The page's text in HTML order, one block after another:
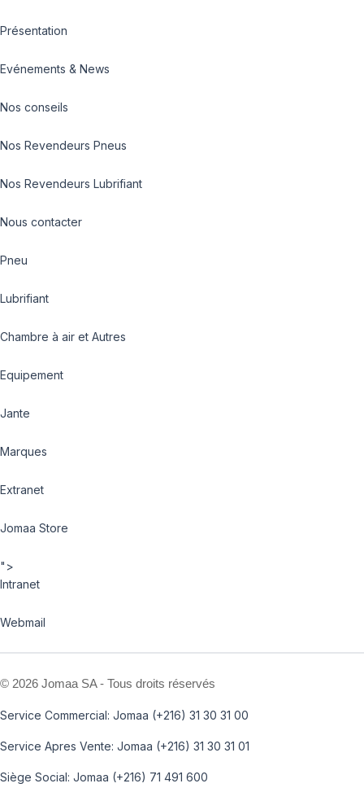
Présentation
Evénements & News
Nos conseils
Nos Revendeurs Pneus
Nos Revendeurs Lubrifiant
Nous contacter
Pneu
Lubrifiant
Chambre à air et Autres
Equipement
Jante
Marques
Extranet
Jomaa Store
">
Intranet
Webmail
© 2026 Jomaa SA - Tous droits réservés
Service Commercial: Jomaa (+216) 31 30 31 00
Service Apres Vente: Jomaa (+216) 31 30 31 01
Siège Social: Jomaa (+216) 71 491 600